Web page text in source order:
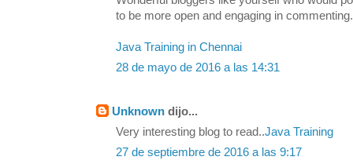
to be more open and engaging in
Java Training in Chennai
28 de mayo de 2016 a las 14:31
Unknown dijo...
Very interesting blog to read..Java Training
27 de septiembre de 2016 a las 9:17